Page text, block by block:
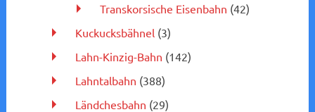
Transkorsische Eisenbahn (42)
Kuckucksbähnel (3)
Lahn-Kinzig-Bahn (142)
Lahntalbahn (388)
Ländchesbahn (29)